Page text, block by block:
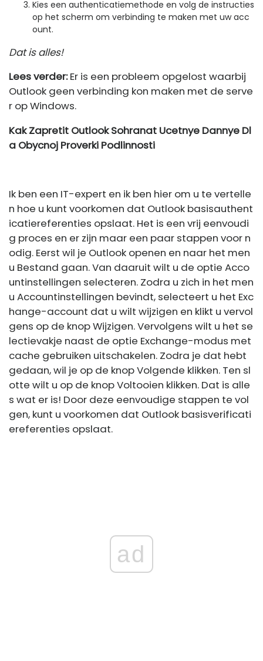
Kies een authenticatiemethode en volg de instructies
op het scherm om verbinding te maken met uw acc
ount.
Dat is alles!
Lees verder:Er is een probleem opgelost waarbij
Outlook geen verbinding kon maken met de serve
r op Windows.
Kak Zapretit Outlook Sohranat Ucetnye Dannye Dl
a Obycnoj Proverki Podlinnosti
Ik ben een IT-expert en ik ben hier om u te vertelle
n hoe u kunt voorkomen dat Outlook basisauthent
icatiereferenties opslaat. Het is een vrij eenvoudi
g proces en er zijn maar een paar stappen voor n
odig. Eerst wil je Outlook openen en naar het men
u Bestand gaan. Van daaruit wilt u de optie Acco
untinstellingen selecteren. Zodra u zich in het men
u Accountinstellingen bevindt, selecteert u het Exc
hange-account dat u wilt wijzigen en klikt u vervol
gens op de knop Wijzigen. Vervolgens wilt u het se
lectievakje naast de optie Exchange-modus met
cache gebruiken uitschakelen. Zodra je dat hebt
gedaan, wil je op de knop Volgende klikken. Ten sl
otte wilt u op de knop Voltooien klikken. Dat is alle
s wat er is! Door deze eenvoudige stappen te vol
gen, kunt u voorkomen dat Outlook basisverificati
ereferenties opslaat.
ad